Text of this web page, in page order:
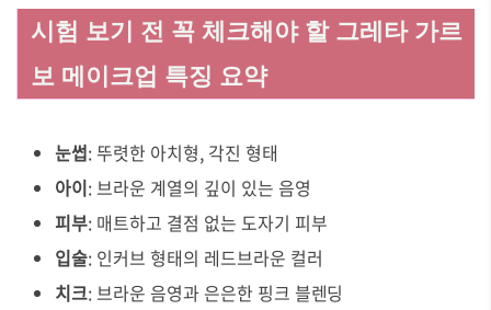
시험 보기 전 꼭 체크해야 할 그레타 가르
보 메이크업 특징 요약
눈썹: 뚜렷한 아치형, 각진 형태
아이: 브라운 계열의 깊이 있는 음영
피부: 매트하고 결점 없는 도자기 피부
입술: 인커브 형태의 레드브라운 컬러
치크: 브라운 음영과 은은한 핑크 블렌딩